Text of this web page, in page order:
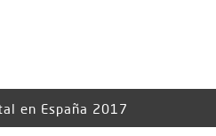
en España 2017